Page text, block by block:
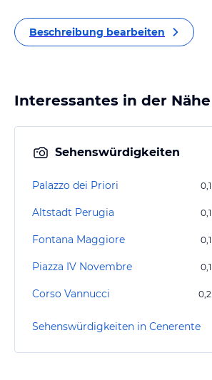
Beschreibung bearbeiten
Interessantes in der Nähe
Sehenswürdigkeiten
Palazzo dei Priori 0,1
Altstadt Perugia 0,1
Fontana Maggiore 0,1
Piazza IV Novembre 0,1
Corso Vannucci 0,2
Sehenswürdigkeiten in Cenerente